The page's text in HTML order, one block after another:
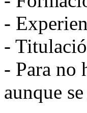
-
-
- Para no
aunque